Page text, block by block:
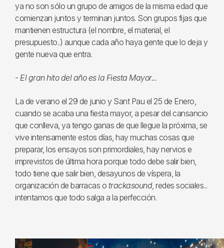
ya no son sólo un grupo de amigos de la misma edad que
comienzan juntos y terminan juntos. Son grupos fijas que
mantienen estructura (el nombre, el material, el
presupuesto..) aunque cada año haya gente que lo deja y
gente nueva que entra.
- El gran hito del año es la Fiesta Mayor...
La de verano el 29 de junio y Sant Pau el 25 de Enero,
cuando se acaba una fiesta mayor, a pesar del cansancio
que conlleva, ya tengo ganas de que llegue la próxima, se
vive intensamente estos días, hay muchas cosas que
preparar, los ensayos son primordiales, hay nervios e
imprevistos de última hora porque todo debe salir bien,
todo tiene que salir bien, desayunos de víspera, la
organización de barracas o trackasound, redes sociales...
intentamos que todo salga a la perfección.